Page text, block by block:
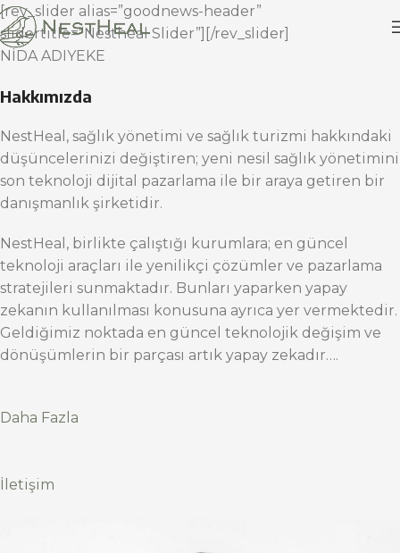
[rev_slider alias=”goodnews-header”
slidertitle=”Nestheal Slider”][/rev_slider]
NİDA ADIYEKE
Hakkımızda
NestHeal, sağlık yönetimi ve sağlık turizmi hakkındaki
düşüncelerinizi değiştiren; yeni nesil sağlık yönetimini
son teknoloji dijital pazarlama ile bir araya getiren bir
danışmanlık şirketidir.
NestHeal, birlikte çalıştığı kurumlara; en güncel
teknoloji araçları ile yenilikçi çözümler ve pazarlama
stratejileri sunmaktadır. Bunları yaparken yapay
zekanın kullanılması konusuna ayrıca yer vermektedir.
Geldiğimiz noktada en güncel teknolojik değişim ve
dönüşümlerin bir parçası artık yapay zekadır….
Daha Fazla
İletişim